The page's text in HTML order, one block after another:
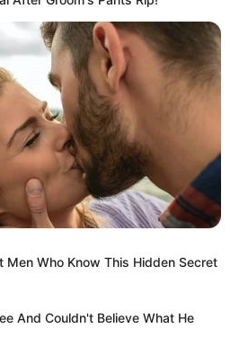
Men Who Know This Hidden Secret
And Couldn't Believe What He